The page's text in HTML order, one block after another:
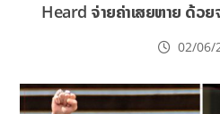
Heard ຈ່າຍຄ່າເສຍຫາຍ ດ້ວຍ
02/06/